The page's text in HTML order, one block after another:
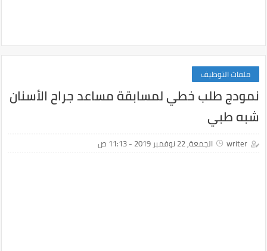
ملفات التوظيف
نمودج طلب خطي لمسابقة مساعد جراح الأسنان
شبه طبي
writer الجمعة, 22 نوفمبر 2019 - 11:13 ص